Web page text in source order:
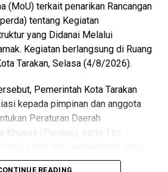
(MoU) terkait penarikan Rancangan
tentang Kegiatan
yang Didanai Melalui
Kegiatan berlangsung di Ruang
Tarakan, Selasa (4/8/2026).
Pemerintah Kota Tarakan
kepada pimpinan dan anggota
Peraturan Daerah
Khusus (Pansus), serta Tim
raperda tersebut.
READING